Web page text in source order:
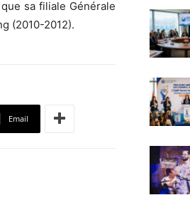
sa filiale Générale
(2010-2012).
Email